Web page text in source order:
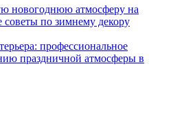
новогоднюю атмосферу на
советы по зимнему декору
профессиональное
праздничной атмосферы в